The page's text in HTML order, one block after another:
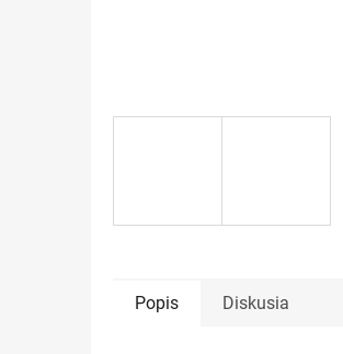
Popis Diskusia